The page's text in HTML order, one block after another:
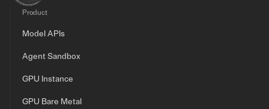
Product
Model APIs
Agent Sandbox
GPU Instance
GPU Bare Metal